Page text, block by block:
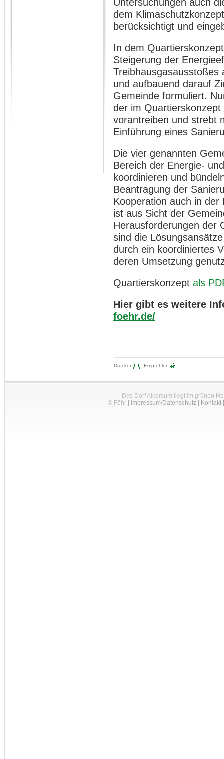
Untersuchungen auch
dem
berücksichtigt und
In dem
Steigerung der
Treibhausgasausstoßes
und aufbauend darauf
Gemeinde formuliert.
der im
vorantreiben und strebt
Einführung eines
Die vier genannten
Bereich der Energie-
koordinieren und
Beantragung der
Kooperation auch in
ist aus Sicht der
Herausforderungen der
sind die
durch ein koordiniertes
deren Umsetzung
Quartierskonzept als
Hier gibt es weitere
foehr.de/
Drucken Empfehlen
Das Dorf Alkersum liegt im grünen
© Föhr| Impressum/Datenschutz| Kontakt